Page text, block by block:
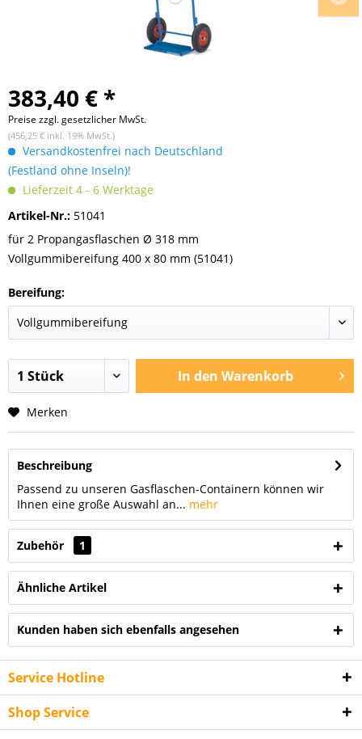
383,40 € *
Preise zzgl. gesetzlicher MwSt.
(456,25 € inkl. 19% MwSt.)
Versandkostenfrei nach Deutschland
(Festland ohne Inseln)!
Lieferzeit 4 - 6 Werktage
Artikel-Nr.: 51041
für 2 Propangasflaschen Ø 318 mm
Vollgummibereifung 400 x 80 mm (51041)
Bereifung:
In den Warenkorb
Merken
Beschreibung
Passend zu unseren Gasflaschen-Containern können wir
Ihnen eine große Auswahl an... mehr
Zubehör 1
Ähnliche Artikel
Kunden haben sich ebenfalls angesehen
Service Hotline
Shop Service